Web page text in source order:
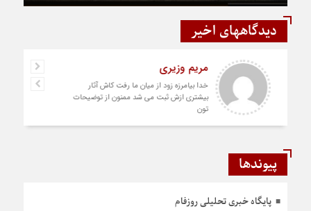
دیدگاههای اخیر
رستمی
دست شما درد نکنه عجب کار ارزنده ای انجام
دادید نمونه نداره و نخواهد داشت
پیوندها
پایگاه خبری تحلیلی روزفام